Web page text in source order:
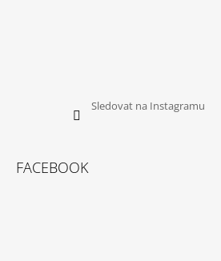
Sledovat na Instagramu
FACEBOOK